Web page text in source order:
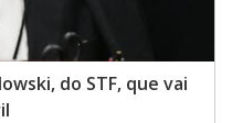
do STF, que vai